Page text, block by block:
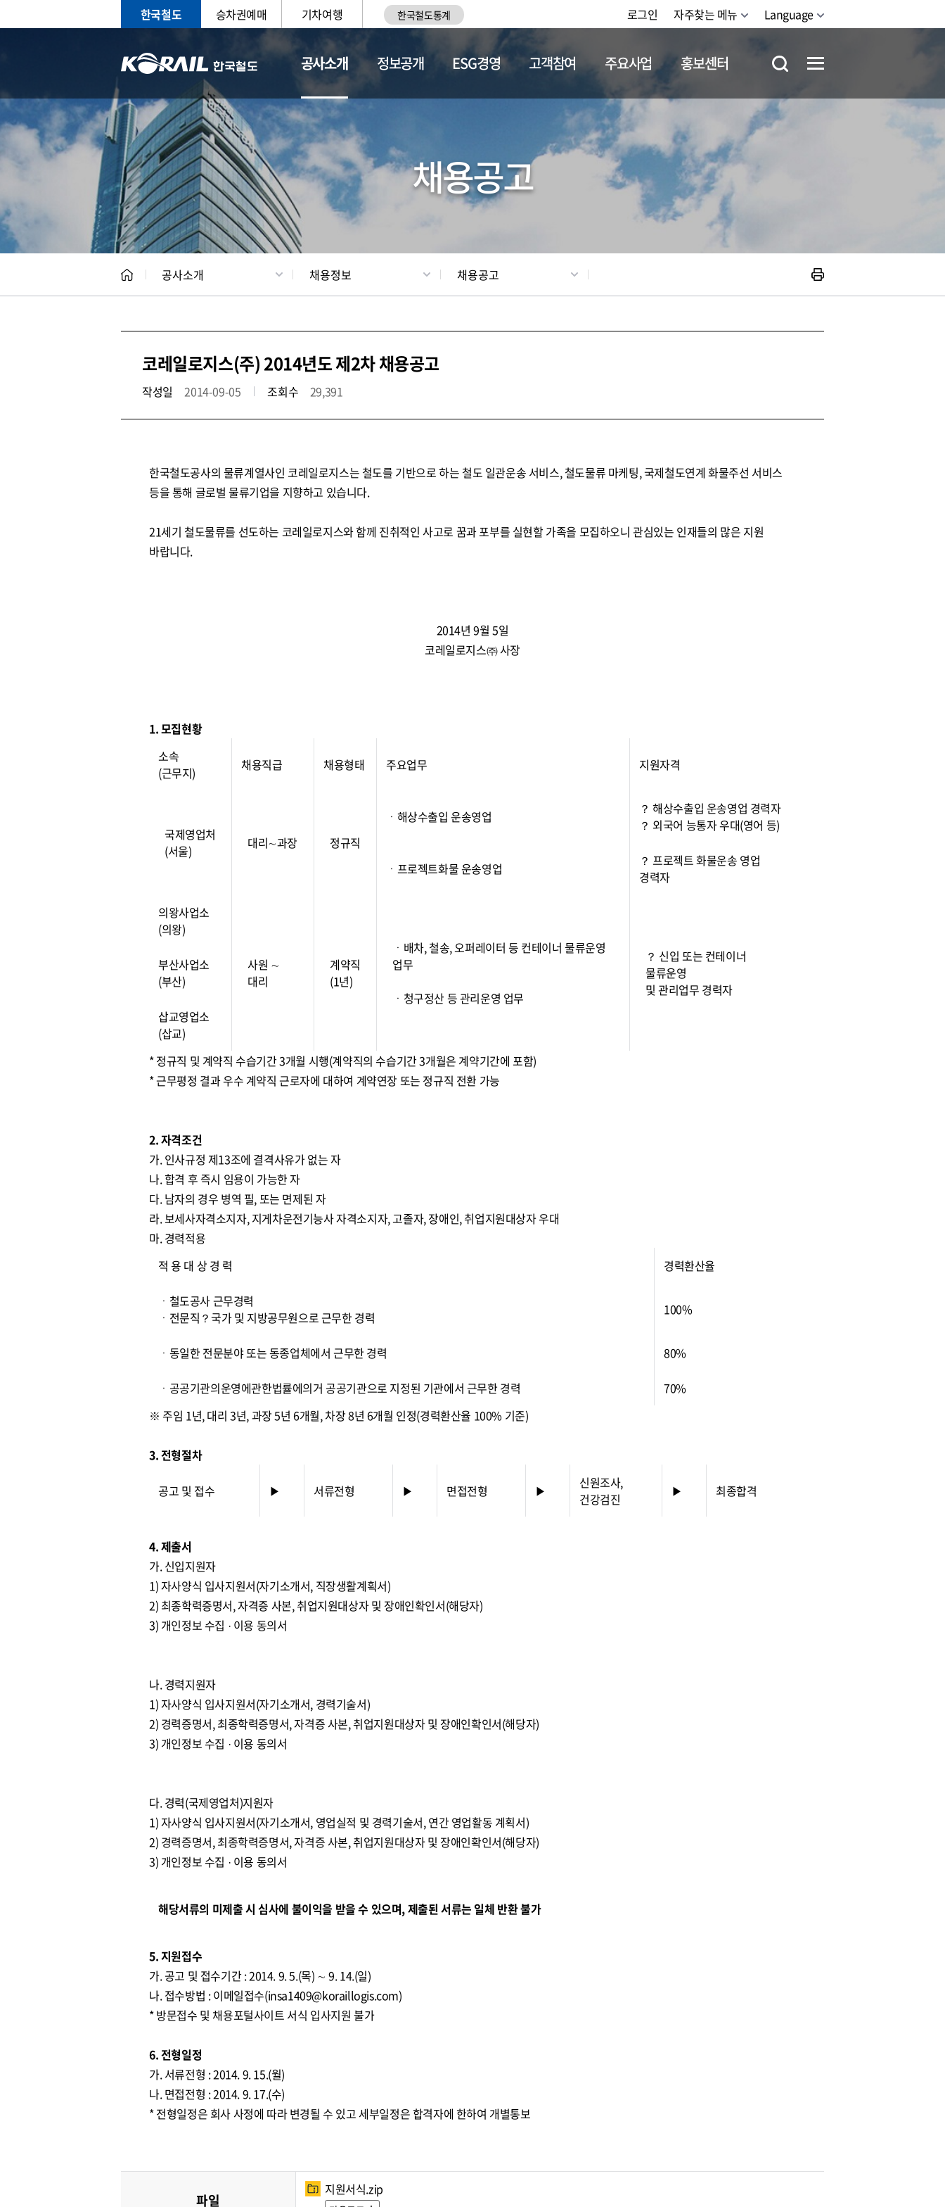
한국철도 승차권예매 기차여행 한국철도통계 로그인 자주찾는 메뉴 Language
공사소개
CEO 일반현황 채용정보
정보공개 ESG경영 고객참여 주요사업 홍보센터
채용공고
공사소개 채용정보 채용공고
코레일로지스(주) 2014년도 제2차 채용공고
작성일 2014-09-05 조회수 29,391
한국철도공사의 물류계열사인 코레일로지스는 철도를 기반으로 하는 철도 일관운송 서비스, 철도물류 마케팅, 국제철도연계 화물주선 서비스
등을 통해 글로벌 물류기업을 지향하고 있습니다.
21세기 철도물류를 선도하는 코레일로지스와 함께 진취적인 사고로 꿈과 포부를 실현할 가족을 모집하오니 관심있는 인재들의 많은 지원
바랍니다.
2014년 9월 5일
코레일로지스㈜ 사장
1. 모집현황
소속
(근무지)
채용직급 채용형태 주요업무 지원자격
국제영업처
(서울)
대리∼과장 정규직
ㆍ해상수출입 운송영업
？ 해상수출입 운송영업 경력자
？ 외국어 능통자 우대(영어 등)
ㆍ프로젝트화물 운송영업
？ 프로젝트 화물운송 영업
경력자
의왕사업소
(의왕)
사원 ∼
대리
계약직
(1년)
ㆍ배차, 철송, 오퍼레이터 등 컨테이너 물류운영
업무
ㆍ청구정산 등 관리운영 업무
？ 신입 또는 컨테이너
물류운영
및 관리업무 경력자
부산사업소
(부산)
삽교영업소
(삽교)
* 정규직 및 계약직 수습기간 3개월 시행(계약직의 수습기간 3개월은 계약기간에 포함)
* 근무평정 결과 우수 계약직 근로자에 대하여 계약연장 또는 정규직 전환 가능
2. 자격조건
가. 인사규정 제13조에 결격사유가 없는 자
나. 합격 후 즉시 임용이 가능한 자
다. 남자의 경우 병역 필, 또는 면제된 자
라. 보세사자격소지자, 지게차운전기능사 자격소지자, 고졸자, 장애인, 취업지원대상자 우대
마. 경력적용
적 용 대 상 경 력
경력환산율
ㆍ철도공사 근무경력
ㆍ전문직？국가 및 지방공무원으로 근무한 경력
100%
ㆍ동일한 전문분야 또는 동종업체에서 근무한 경력 80%
ㆍ공공기관의운영에관한법률에의거 공공기관으로 지정된 기관에서 근무한 경력
70%
※ 주임 1년, 대리 3년, 과장 5년 6개월, 차장 8년 6개월 인정(경력환산율 100% 기준)
3. 전형절차
공고 및 접수 ▶ 서류전형 ▶ 면접전형 ▶
신원조사,
건강검진
▶ 최종합격
4. 제출서
가. 신입지원자
1) 자사양식 입사지원서(자기소개서, 직장생활계획서)
2) 최종학력증명서, 자격증 사본, 취업지원대상자 및 장애인확인서(해당자)
3) 개인정보 수집 · 이용 동의서
나. 경력지원자
1) 자사양식 입사지원서(자기소개서, 경력기술서)
2) 경력증명서, 최종학력증명서, 자격증 사본, 취업지원대상자 및 장애인확인서(해당자)
3) 개인정보 수집 · 이용 동의서
다. 경력(국제영업처)지원자
1) 자사양식 입사지원서(자기소개서, 영업실적 및 경력기술서, 연간 영업활동 계획서)
2) 경력증명서, 최종학력증명서, 자격증 사본, 취업지원대상자 및 장애인확인서(해당자)
3) 개인정보 수집 · 이용 동의서
해당서류의 미제출 시 심사에 불이익을 받을 수 있으며, 제출된 서류는 일체 반환 불가
5. 지원접수
가. 공고 및 접수기간 : 2014. 9. 5.(목) ∼ 9. 14.(일)
나. 접수방법 : 이메일접수(insa1409@koraillogis.com)
* 방문접수 및 채용포털사이트 서식 입사지원 불가
6. 전형일정
가. 서류전형 : 2014. 9. 15.(월)
나. 면접전형 : 2014. 9. 17.(수)
* 전형일정은 회사 사정에 따라 변경될 수 있고 세부일정은 합격자에 한하여 개별통보
파일
지원서식.zip